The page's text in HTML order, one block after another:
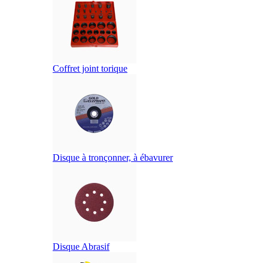
Coffret joint torique
Disque à tronçonner, à ébavurer
Disque Abrasif